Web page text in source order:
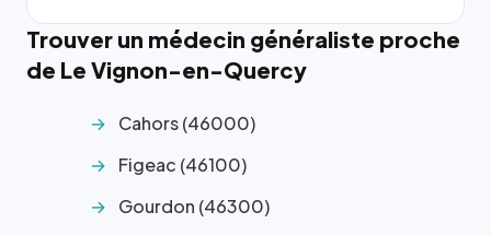
Trouver un médecin généraliste proche
de Le Vignon-en-Quercy
Cahors (46000)
Figeac (46100)
Gourdon (46300)